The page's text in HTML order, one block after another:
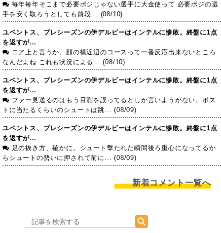
毎年毎年そこまで必要ポジじゃない選手に大金使って 必要ポジの選
手を安く取ろうとしても前段... (08/10)
ユベントス、プレシーズンの伊デルビーはインテルに惨敗。終盤に1点
を返すが…
ニア上と言うか、顔の横近辺のコースって一番反応出来ないところ
なんだよね これも状況による... (08/10)
ユベントス、プレシーズンの伊デルビーはインテルに惨敗。終盤に1点
を返すが…
ファー見送るのはもう目測を誤ってるとしか言いようがない。ポス
トに当たるくらいのシュートは跳... (08/09)
ユベントス、プレシーズンの伊デルビーはインテルに惨敗。終盤に1点
を返すが…
足の抜き方、確かに。シュート撃たれた瞬間後ろ重心になってるか
らシュートの勢いに押されて前に... (08/09)
新着コメント一覧へ